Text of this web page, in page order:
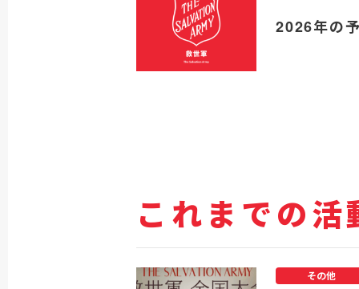
2026年の
これまでの活
その他